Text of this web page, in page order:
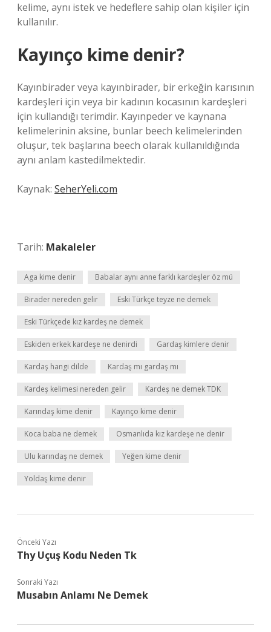
kelime, aynı istek ve hedeflere sahip olan kişiler için
kullanılır.
Kayınço kime denir?
Kayınbirader veya kayınbirader, bir erkeğin karısının
kardeşleri için veya bir kadının kocasının kardeşleri
için kullandığı terimdir. Kayınpeder ve kaynana
kelimelerinin aksine, bunlar beech kelimelerinden
oluşur, tek başlarına beech olarak kullanıldığında
aynı anlam kastedilmektedir.
Kaynak: SeherYeli.com
Tarih: Makaleler
Aga kime denir Babalar aynı anne farklı kardeşler öz mü
Birader nereden gelir Eski Türkçe teyze ne demek
Eski Türkçede kız kardeş ne demek
Eskiden erkek kardeşe ne denirdi Gardaş kimlere denir
Kardaş hangi dilde Kardaş mı gardaş mı
Kardeş kelimesi nereden gelir Kardeş ne demek TDK
Karındaş kime denir Kayınço kime denir
Koca baba ne demek Osmanlıda kız kardeşe ne denir
Ulu karındaş ne demek Yeğen kime denir
Yoldaş kime denir
Önceki Yazı
Thy Uçuş Kodu Neden Tk
Sonraki Yazı
Musabın Anlamı Ne Demek